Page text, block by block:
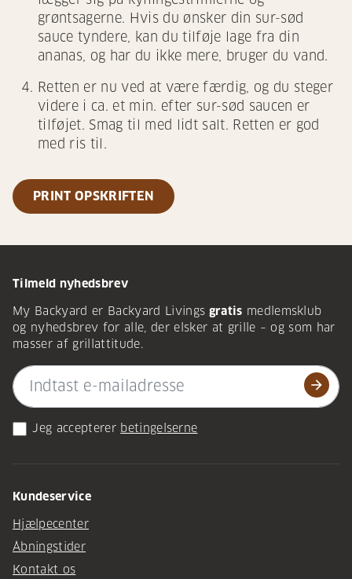
grøntsagerne. Hvis du ønsker din sur-sød
sauce tyndere, kan du tilføje lage fra din
ananas, og har du ikke mere, bruger du vand.
Retten er nu ved at være færdig, og du steger
videre i ca. et min. efter sur-sød saucen er
tilføjet. Smag til med lidt salt. Retten er god
med ris til.
PRINT OPSKRIFTEN
Tilmeld nyhedsbrev
My Backyard er Backyard Livings gratis medlemsklub
og nyhedsbrev for alle, der elsker at grille – og som har
masser af grillattitude.
arrow_forward
Jeg accepterer betingelserne
Kundeservice
Hjælpecenter
Åbningstider
Kontakt os